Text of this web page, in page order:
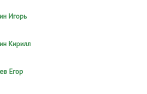
Игорь
Кирилл
Егор